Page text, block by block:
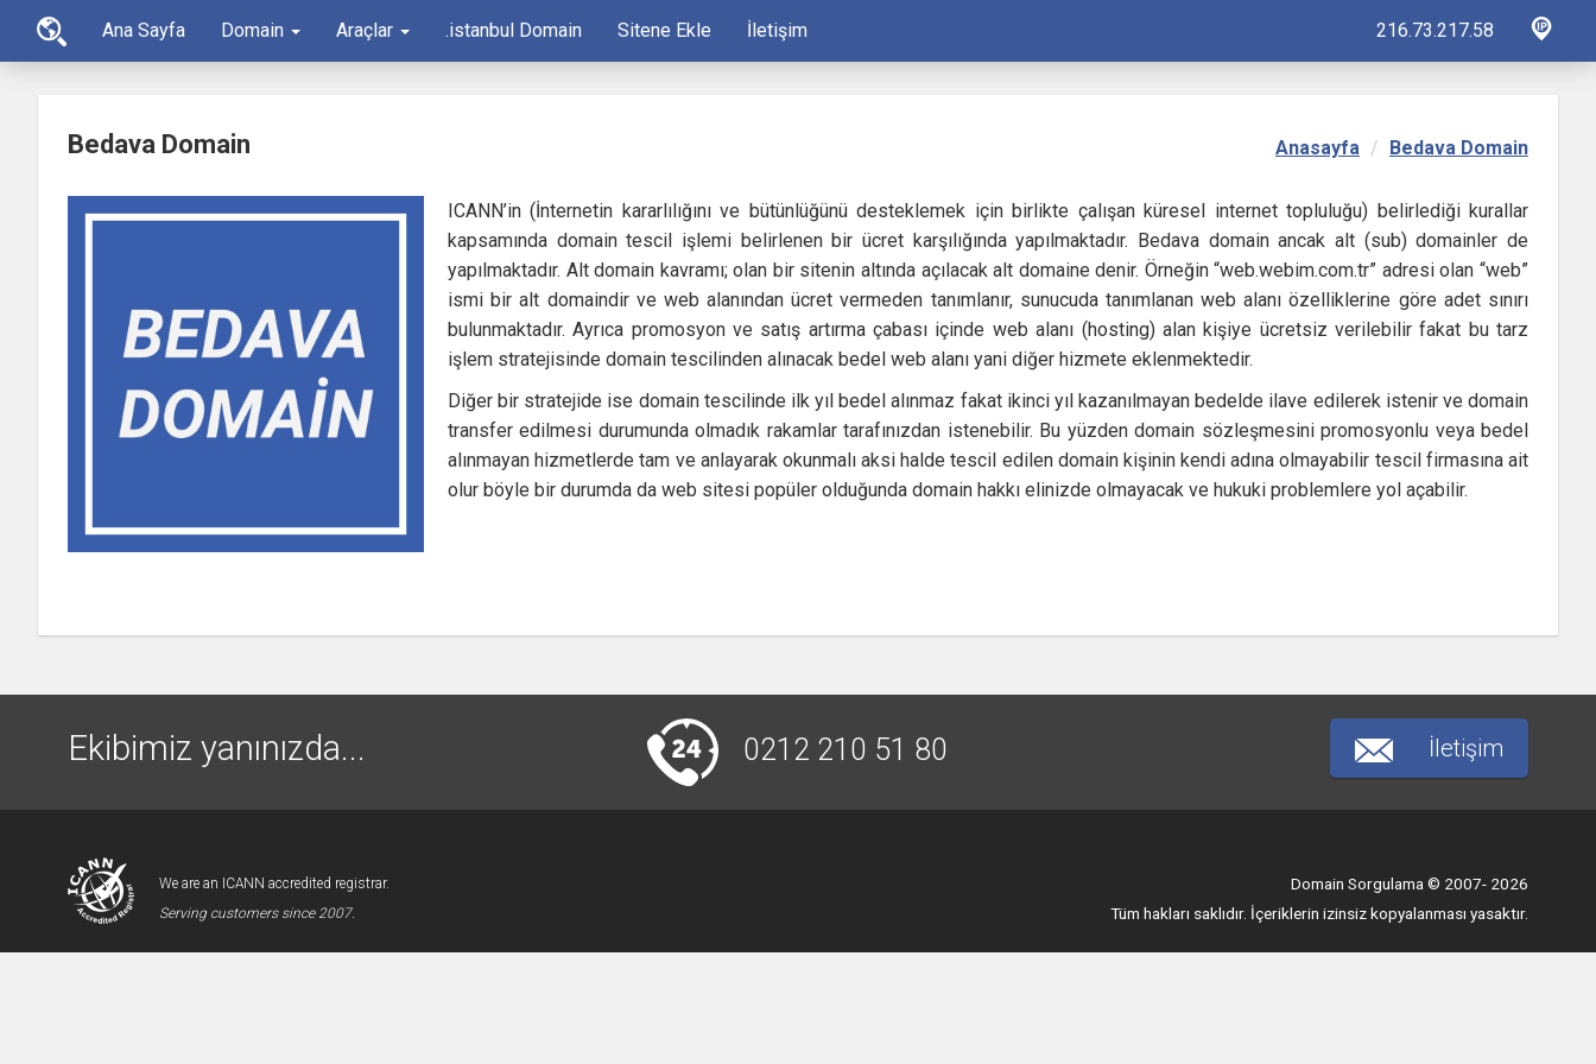
Ana Sayfa Domain Araçlar .istanbul Domain Sitene Ekle İletişim 216.73.217.58
Bedava Domain Anasayfa Bedava Domain
ICANN’in (İnternetin kararlılığını ve bütünlüğünü desteklemek için birlikte çalışan küresel internet topluluğu) belirlediği kurallar
kapsamında domain tescil işlemi belirlenen bir ücret karşılığında yapılmaktadır. Bedava domain ancak alt (sub) domainler de
yapılmaktadır. Alt domain kavramı; olan bir sitenin altında açılacak alt domaine denir. Örneğin “web.webim.com.tr” adresi olan “web”
ismi bir alt domaindir ve web alanından ücret vermeden tanımlanır, sunucuda tanımlanan web alanı özelliklerine göre adet sınırı
bulunmaktadır. Ayrıca promosyon ve satış artırma çabası içinde web alanı (hosting) alan kişiye ücretsiz verilebilir fakat bu tarz
işlem stratejisinde domain tescilinden alınacak bedel web alanı yani diğer hizmete eklenmektedir.
Diğer bir stratejide ise domain tescilinde ilk yıl bedel alınmaz fakat ikinci yıl kazanılmayan bedelde ilave edilerek istenir ve domain
transfer edilmesi durumunda olmadık rakamlar tarafınızdan istenebilir. Bu yüzden domain sözleşmesini promosyonlu veya bedel
alınmayan hizmetlerde tam ve anlayarak okunmalı aksi halde tescil edilen domain kişinin kendi adına olmayabilir tescil firmasına ait
olur böyle bir durumda da web sitesi popüler olduğunda domain hakkı elinizde olmayacak ve hukuki problemlere yol açabilir.
Ekibimiz yanınızda... 0212 210 51 80 İletişim
We are an ICANN accredited registrar.
Serving customers since 2007.
Domain Sorgulama © 2007- 2026
Tüm hakları saklıdır. İçeriklerin izinsiz kopyalanması yasaktır.